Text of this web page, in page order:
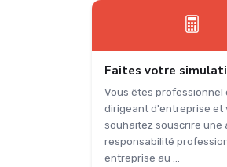
Faites votre
Vous êtes professionnel
dirigeant d'entreprise et
souhaitez souscrire une
responsabilité
entreprise au ...